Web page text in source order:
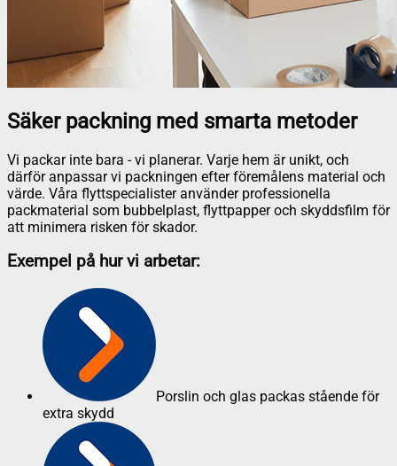
Säker packning med smarta metoder
Vi packar inte bara - vi planerar. Varje hem är unikt, och
därför anpassar vi packningen efter föremålens material och
värde. Våra flyttspecialister använder professionella
packmaterial som bubbelplast, flyttpapper och skyddsfilm för
att minimera risken för skador.
Exempel på hur vi arbetar:
Porslin och glas packas stående för
extra skydd